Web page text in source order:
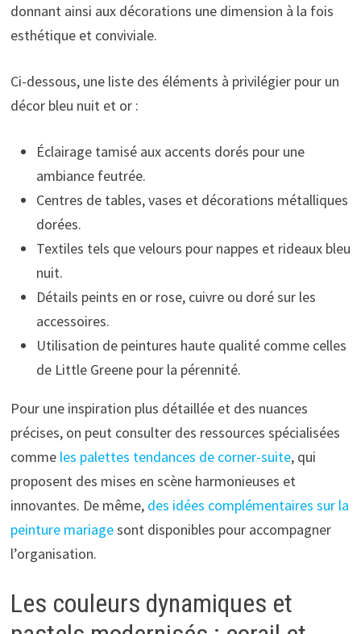
donnant ainsi aux décorations une dimension à la fois
esthétique et conviviale.
Ci-dessous, une liste des éléments à privilégier pour un
décor bleu nuit et or :
Éclairage tamisé aux accents dorés pour une
ambiance feutrée.
Centres de tables, vases et décorations métalliques
dorées.
Textiles tels que velours pour nappes et rideaux bleu
nuit.
Détails peints en or rose, cuivre ou doré sur les
accessoires.
Utilisation de peintures haute qualité comme celles
de Little Greene pour la pérennité.
Pour une inspiration plus détaillée et des nuances
précises, on peut consulter des ressources spécialisées
comme les palettes tendances de corner-suite, qui
proposent des mises en scène harmonieuses et
innovantes. De même, des idées complémentaires sur la
peinture mariagesont disponibles pour accompagner
l’organisation.
Les couleurs dynamiques et